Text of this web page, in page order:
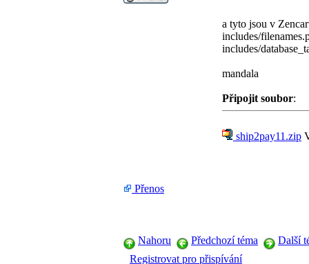
a tyto jsou v
includes/
includes/
mandala
Připojit soubor:
ship2pay11.zip
Přenos
Nahoru Předchozí téma
Další
Registrovat pro přispívání